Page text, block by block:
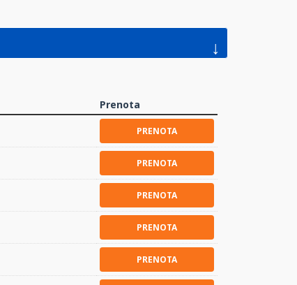
↓
Prenota
PRENOTA
PRENOTA
PRENOTA
PRENOTA
PRENOTA